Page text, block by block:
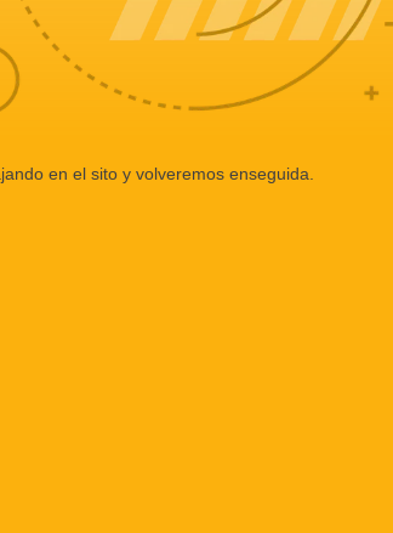
en el sito y volveremos enseguida.